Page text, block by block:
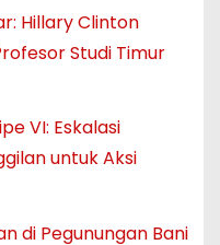
Hillary Clinton
Studi Timur
VI: Eskalasi
untuk Aksi
di Pegunungan Bani